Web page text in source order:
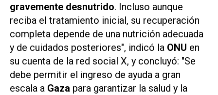
gravemente desnutrido. Incluso aunque
reciba el tratamiento inicial, su recuperación
completa depende de una nutrición adecuada
y de cuidados posteriores", indicó la ONU en
su cuenta de la red social X, y concluyó: "Se
debe permitir el ingreso de ayuda a gran
escala a Gaza para garantizar la salud y la